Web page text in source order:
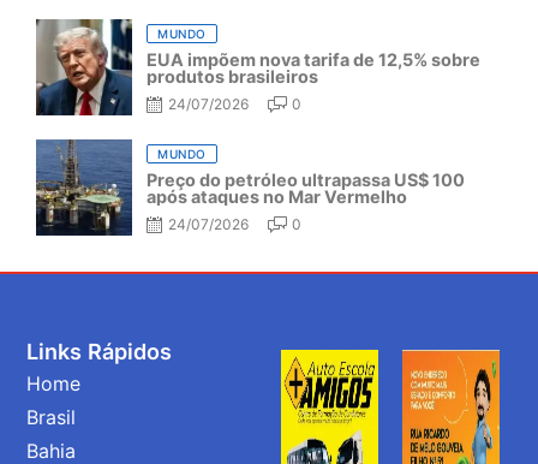
MUNDO
EUA impõem nova tarifa de 12,5% sobre
produtos brasileiros
24/07/2026 0
MUNDO
Preço do petróleo ultrapassa US$ 100
após ataques no Mar Vermelho
24/07/2026 0
Links Rápidos
Home
Brasil
Bahia